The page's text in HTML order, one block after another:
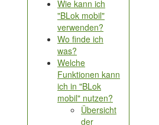
Wie kann ich
"BLok mobil"
verwenden?
Wo finde ich
was?
Welche
Funktionen kann
ich in "BLok
mobil" nutzen?
Übersicht
der